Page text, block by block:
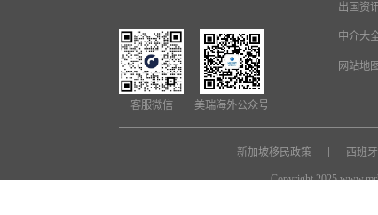
客服微信 美瑞海外公众号
出国资
中介大
网站地图
新加坡移民政策 西班
Copyright 2025